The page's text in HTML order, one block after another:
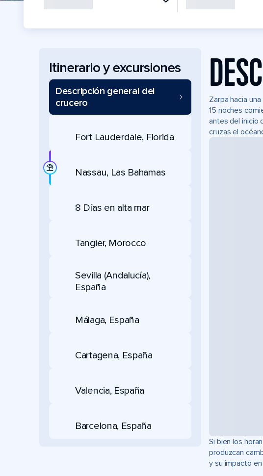
Itinerario y excursiones
Descripción general del
crucero
Fort Lauderdale, Florida
Nassau, Las Bahamas
8 Días en alta mar
Tangier, Morocco
Sevilla (Andalucía),
España
Málaga, España
Cartagena, España
Valencia, España
Barcelona, España
Zarpa hacia
15 noches
antes del inicio
cruzas el
Si bien los
produzcan
y su impacto